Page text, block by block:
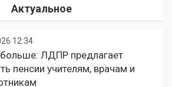
Актуальное
12:34
ЛДПР предлагает
пенсии учителям, врачам и